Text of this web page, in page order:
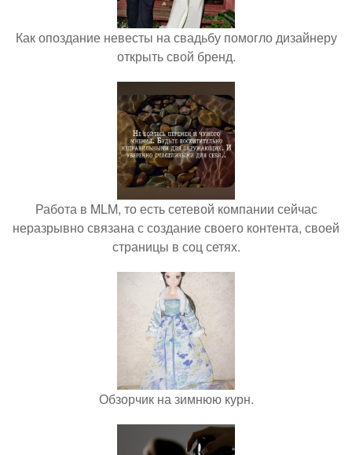
Как опоздание невесты на свадьбу помогло дизайнеру
открыть свой бренд.
Работа в MLM, то есть сетевой компании сейчас
неразрывно связана с создание своего контента, своей
страницы в соц сетях.
Обзорчик на зимнюю курн.